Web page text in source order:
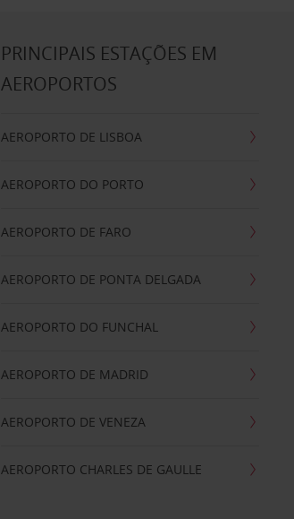
PRINCIPAIS ESTAÇÕES EM
AEROPORTOS
AEROPORTO DE LISBOA
AEROPORTO DO PORTO
AEROPORTO DE FARO
AEROPORTO DE PONTA DELGADA
AEROPORTO DO FUNCHAL
AEROPORTO DE MADRID
AEROPORTO DE VENEZA
AEROPORTO CHARLES DE GAULLE